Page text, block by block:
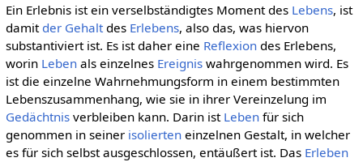
Ein Erlebnis ist ein verselbständigtes Moment des Lebens, ist
damit der Gehaltdes Erlebens, also das, was hiervon
substantiviert ist. Es ist daher eine Reflexiondes Erlebens,
worin Lebenals einzelnes Ereigniswahrgenommen wird. Es
ist die einzelne Wahrnehmungsform in einem bestimmten
Lebenszusammenhang, wie sie in ihrer Vereinzelung im
Gedächtnisverbleiben kann. Darin ist Lebenfür sich
genommen in seiner isolierteneinzelnen Gestalt, in welcher
es für sich selbst ausgeschlossen, entäußert ist. Das Erleben